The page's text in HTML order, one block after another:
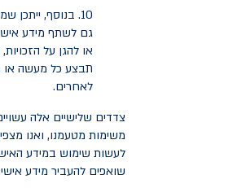
10. בנוסף,
גם לשתף מידע
או להגן על
תבצע כל מעשה או
לאחרים.
צדדים שלישיים אלה
משימות מטעמנו, ואנו
לעשות שימוש במידע
שואפים להעביר מידע